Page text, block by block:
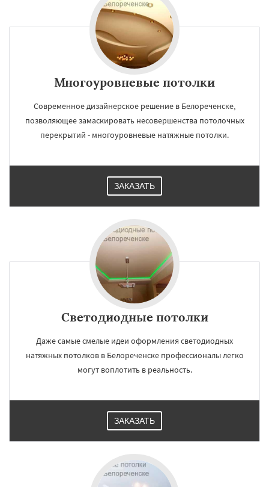
Многоуровневые потолки
Современное дизайнерское решение в Белореченске,
позволяющее замаскировать несовершенства потолочных
перекрытий - многоуровневые натяжные потолки.
ЗАКАЗАТЬ
Светодиодные потолки
Даже самые смелые идеи оформления светодиодных
натяжных потолков в Белореченске профессионалы легко
могут воплотить в реальность.
ЗАКАЗАТЬ